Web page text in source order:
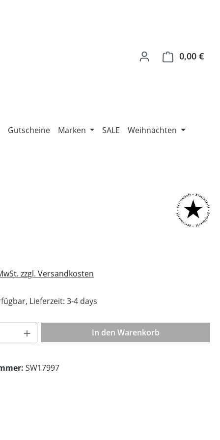
0,00 €
Gutscheine Marken SALE Weihnachten
zzgl. Versandkosten
Lieferzeit: 3-4 days
Gib den gewünschten Wert
In den Warenkorb
SW17997